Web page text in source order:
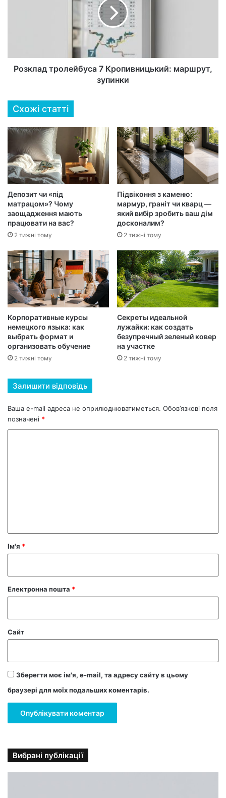
Розклад тролейбуса 7 Кропивницький: маршрут,
зупинки
Схожі статті
Депозит чи «під
матрацом»? Чому
заощадження мають
працювати на вас?
2 тижні тому
Підвіконня з каменю:
мармур, граніт чи кварц —
який вибір зробить ваш дім
досконалим?
2 тижні тому
Корпоративные курсы
немецкого языка: как
выбрать формат и
организовать обучение
2 тижні тому
Секреты идеальной
лужайки: как создать
безупречный зеленый ковер
на участке
2 тижні тому
Залишити відповідь
Ваша e-mail адреса не оприлюднюватиметься. Обов’язкові поля
позначені *
р
Ім'я *
Електронна пошта *
Сайт
Зберегти моє ім'я, e-mail, та адресу сайту в цьому
браузері для моїх подальших коментарів.
Вибрані публікації